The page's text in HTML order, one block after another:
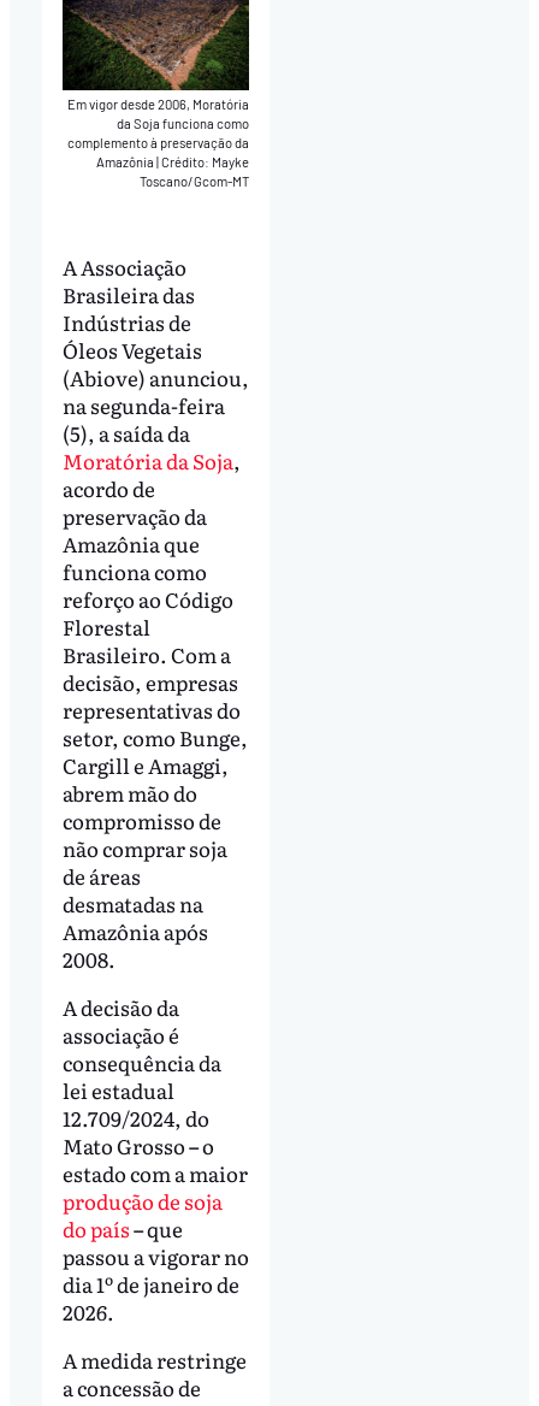
Em vigor desde 2006, Moratória
da Soja funciona como
complemento à preservação da
Amazônia Crédito: Mayke
Toscano/Gcom-MT
A Associação
Brasileira das
Indústrias de
Óleos Vegetais
(Abiove) anunciou,
na segunda-feira
(5), a saída da
Moratória da Soja,
acordo de
preservação da
Amazônia que
funciona como
reforço ao Código
Florestal
Brasileiro. Com a
decisão, empresas
representativas do
setor, como Bunge,
Cargill e Amaggi,
abrem mão do
compromisso de
não comprar soja
de áreas
desmatadas na
Amazônia após
2008.
A decisão da
associação é
consequência da
lei estadual
12.709/2024, do
Mato Grosso–o
estado com a maior
produção de soja
do país–que
passou a vigorar no
dia 1º de janeiro de
2026.
A medida restringe
a concessão de